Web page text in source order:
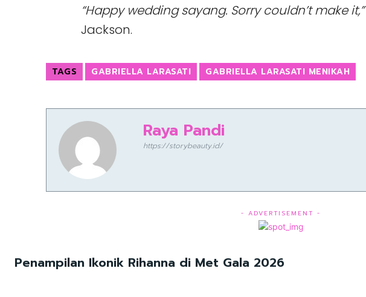
“Happy wedding sayang. Sorry couldn’t make it,”
Jackson.
TAGS GABRIELLA LARASATI GABRIELLA LARASATI MENIKAH
Raya Pandi
https://storybeauty.id/
- ADVERTISEMENT -
Penampilan Ikonik Rihanna di Met Gala 2026